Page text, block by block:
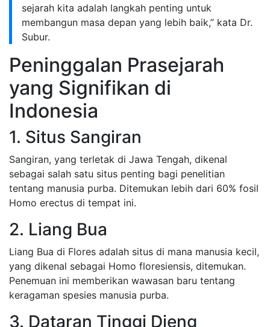
sejarah kita adalah langkah penting untuk
membangun masa depan yang lebih baik,” kata Dr.
Subur.
Peninggalan Prasejarah
yang Signifikan di
Indonesia
1. Situs Sangiran
Sangiran, yang terletak di Jawa Tengah, dikenal
sebagai salah satu situs penting bagi penelitian
tentang manusia purba. Ditemukan lebih dari 60% fosil
Homo erectus di tempat ini.
2. Liang Bua
Liang Bua di Flores adalah situs di mana manusia kecil,
yang dikenal sebagai Homo floresiensis, ditemukan.
Penemuan ini memberikan wawasan baru tentang
keragaman spesies manusia purba.
3. Dataran Tinggi Dieng